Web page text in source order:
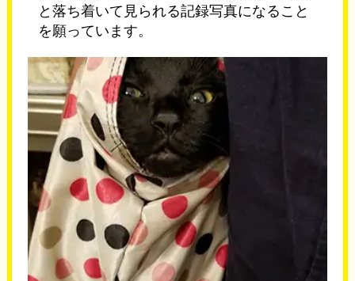
と落ち着いて見られる記録写真になること
を願っています。